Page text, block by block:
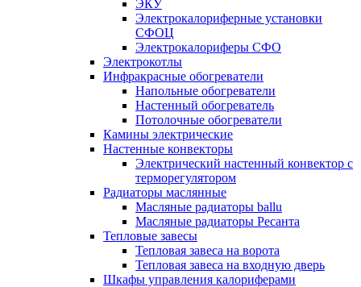
ЭКУ
Электрокалориферные установки
СФОЦ
Электрокалориферы СФО
Электрокотлы
Инфракрасные обогреватели
Напольные обогреватели
Настенный обогреватель
Потолочные обогреватели
Камины электрические
Настенные конвекторы
Электрический настенный конвектор с
терморегулятором
Радиаторы маслянные
Масляные радиаторы ballu
Масляные радиаторы Ресанта
Тепловые завесы
Тепловая завеса на ворота
Тепловая завеса на входную дверь
Шкафы управления калориферами